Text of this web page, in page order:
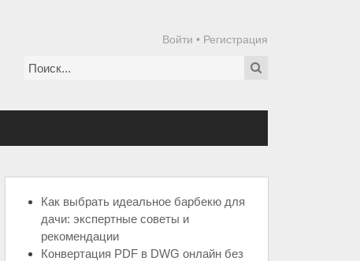
Войти • Регистрация
Как выбрать идеальное барбекю для
дачи: экспертные советы и
рекомендации
Конвертация PDF в DWG онлайн без